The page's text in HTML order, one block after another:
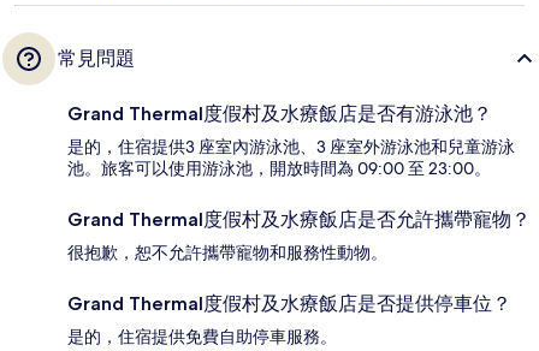
常見問題
Grand Thermal度假村及水療飯店是否有游泳池？
是的，住宿提供3 座室內游泳池、3 座室外游泳池和兒童游泳
池。旅客可以使用游泳池，開放時間為 09:00 至 23:00。
Grand Thermal度假村及水療飯店是否允許攜帶寵物？
很抱歉，恕不允許攜帶寵物和服務性動物。
Grand Thermal度假村及水療飯店是否提供停車位？
是的，住宿提供免費自助停車服務。